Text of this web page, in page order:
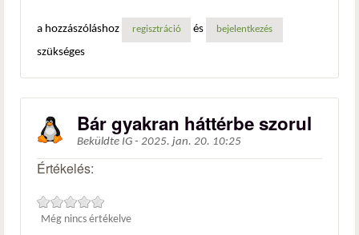
a hozzászóláshoz regisztráció és bejelentkezés
szükséges
Bár gyakran háttérbe szorul
Beküldte IG - 2025. jan. 20. 10:25
Értékelés:
Még nincs értékelve